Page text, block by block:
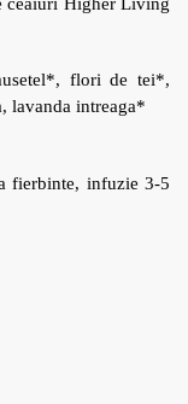
flori de tei*,
lavanda intreaga*
fierbinte, infuzie 3-5